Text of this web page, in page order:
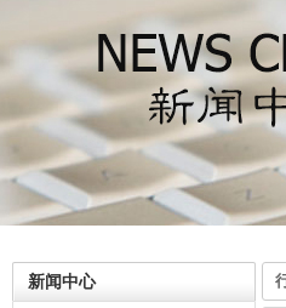
新闻中心